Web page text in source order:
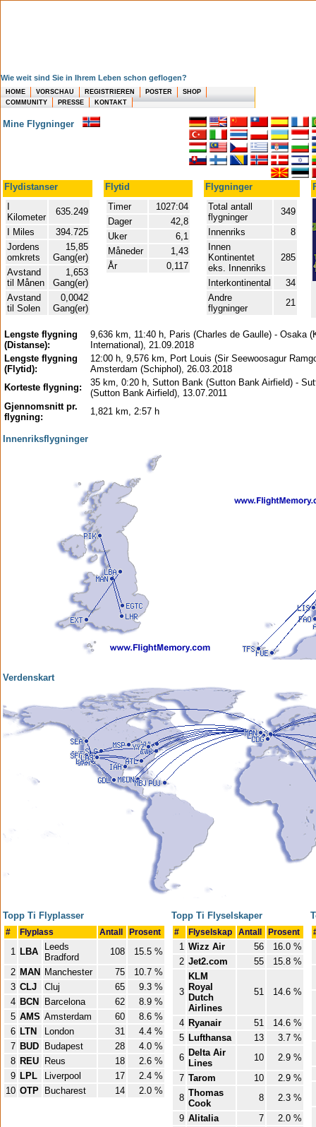
Wie weit sind Sie in Ihrem Leben schon geflogen?
HOME VORSCHAU REGISTRIEREN POSTER
SHOP
COMMUNITY
PRESSE KONTAKT
Mine Flygninger
Flydistanser Flytid Flygninger
Kilometer
635.249
I Miles
394.725
Jordens
omkrets
15,85
Gang(er)
Avstand
til Månen
1,653
Gang(er)
Avstand
til Solen
0,0042
Gang(er)
Timer
1027:04
Dager
42,8
Uker
6,1
Måneder
1,43
År
0,117
Total antall
flygninger
349
Innenriks
8
Innen
Kontinentet
eks. Innenriks
285
Interkontinental
34
Andre
flygninger
21
Lengste flygning
(Distanse):
9,636 km, 11:40 h, Paris (Charles de Gaulle) - Osaka
International), 21.09.2018
Lengste flygning
(Flytid):
12:00 h, 9,576 km, Port Louis (Sir Seewoosagur
Amsterdam (Schiphol), 26.03.2018
Korteste flygning:
35 km, 0:20 h, Sutton Bank (Sutton Bank Airfield) -
(Sutton Bank Airfield), 13.07.2011
Gjennomsnitt pr.
flygning:
1,821 km, 2:57 h
Innenriksflygninger
Verdenskart
Topp Ti Flyplasser
# Flyplass Antall Prosent
1 LBA
Leeds
Bradford
108
15.5 %
2 MAN Manchester 75
10.7 %
3 CLJ Cluj 65
9.3 %
4 BCN Barcelona 62
8.9 %
5 AMS Amsterdam 60
8.6 %
6 LTN London 31
4.4 %
7 BUD Budapest 28
4.0 %
8 REU Reus 18
2.6 %
9 LPL Liverpool 17
2.4 %
10 OTP Bucharest 14 2.0 %
Topp Ti Flyselskaper
# Flyselskap Antall Prosent
1 Wizz Air 56
16.0 %
2 Jet2.com 55 15.8 %
3
KLM
Royal
Dutch
Airlines
51 14.6 %
4 Ryanair 51
14.6 %
5 Lufthansa 13
3.7 %
6 Delta Air
Lines
10
2.9 %
7 Tarom 10
2.9 %
8 Thomas
Cook
8
2.3 %
9 Alitalia 7 2.0 %